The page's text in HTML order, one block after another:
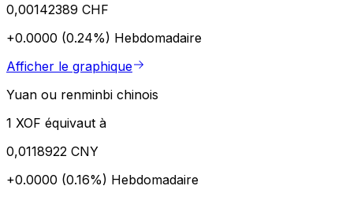
0,00142389 CHF
+0.0000 (0.24%) Hebdomadaire
Afficher le graphique
Yuan ou renminbi chinois
1 XOF équivaut à
0,0118922 CNY
+0.0000 (0.16%) Hebdomadaire